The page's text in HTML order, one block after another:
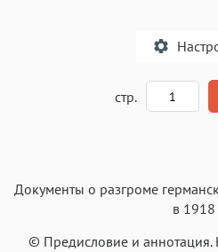
стр.
Документы о разгроме
в 1918
© Предисловие и аннотация.